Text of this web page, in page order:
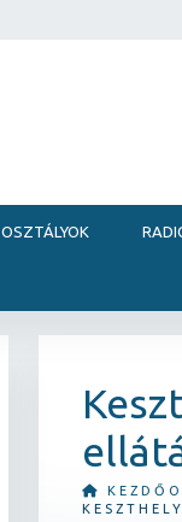
OSZTÁLYOK